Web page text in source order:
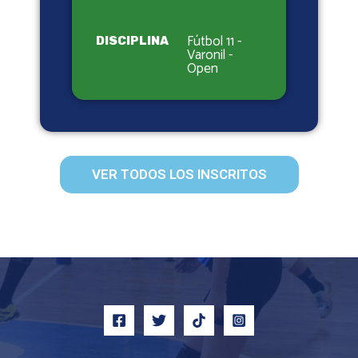
DISCIPLINA Fútbol 11 -
Varonil -
Open
VER TODOS LOS INSCRITOS